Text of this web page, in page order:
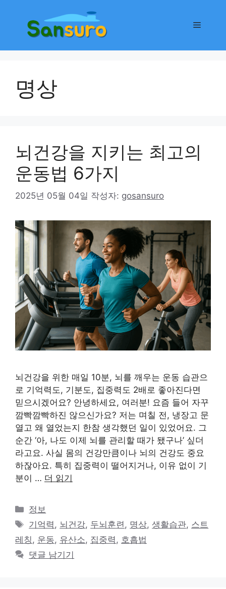
메
명상
뇌건강을 지키는 최고의
운동법 6가지
2025년 05월 04일 작성자: gosansuro
뇌건강을 위한 매일 10분, 뇌를 깨우는 운동 습관으
로 기억력도, 기분도, 집중력도 2배로 좋아진다면
믿으시겠어요? 안녕하세요, 여러분! 요즘 들어 자꾸
깜빡깜빡하진 않으신가요? 저는 며칠 전, 냉장고 문
열고 왜 열었는지 한참 생각했던 일이 있었어요. 그
순간 ‘아, 나도 이제 뇌를 관리할 때가 됐구나’ 싶더
라고요. 사실 몸의 건강만큼이나 뇌의 건강도 중요
하잖아요. 특히 집중력이 떨어지거나, 이유 없이 기
분이 … 더 읽기
카
테
리
정보
태
그
기억력, 뇌건강, 두뇌훈련, 명상,생활습관, 스트
레칭, 운동, 유산소, 집중력, 호흡법
댓글 남기기